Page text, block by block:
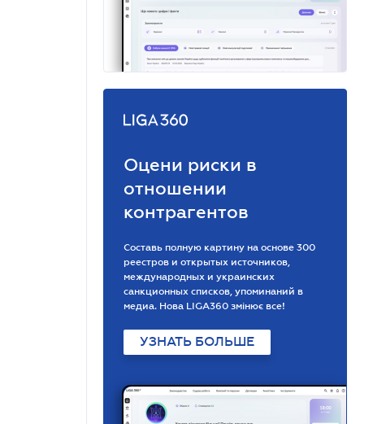
Оцени риски в
отношении
контрагентов
Составь полную картину на основе 300
реестров и открытых источников,
международных и украинских
санкционных списков, упоминаний в
медиа. Нова LIGA360 змінює все!
УЗНАТЬ БОЛЬШЕ